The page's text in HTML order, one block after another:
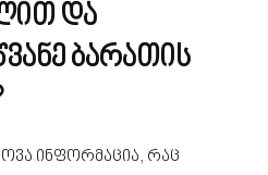
და
ბარათის
ინფორმაცია, რაც